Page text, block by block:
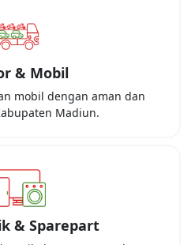
& Mobil
mobil dengan aman dan
Madiun.
& Sparepart